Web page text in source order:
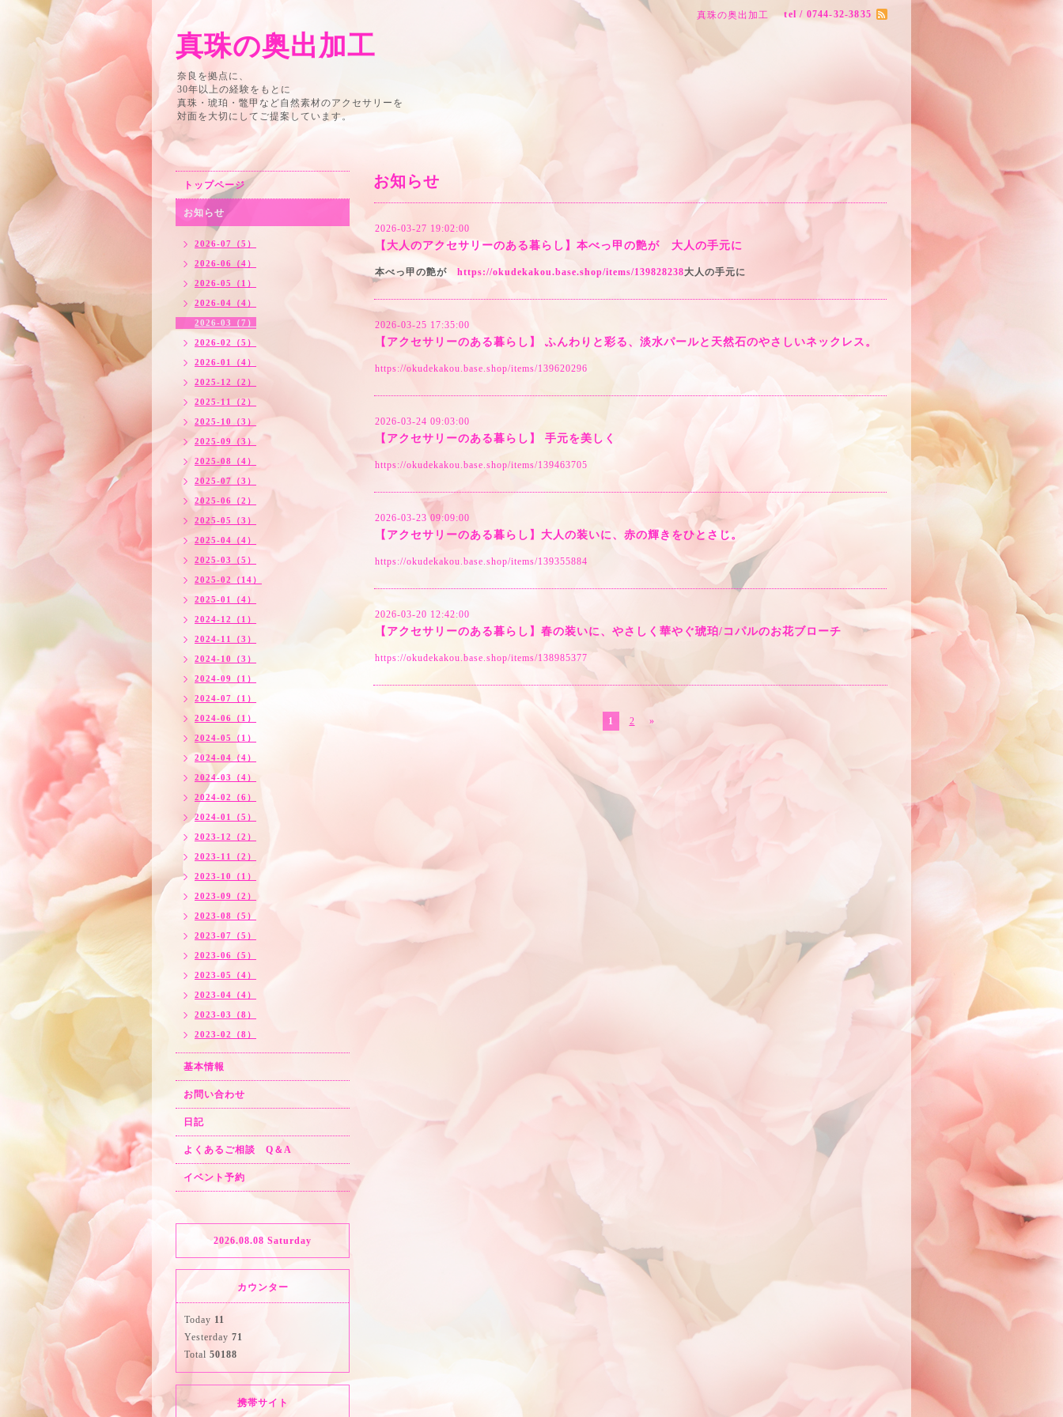
真珠の奥出加工 tel / 0744-32-3835
真珠の奥出加工
奈良を拠点に、
30年以上の経験をもとに
真珠・琥珀・鼈甲など自然素材のアクセサリーを
対面を大切にしてご提案しています。
お知らせ
2026-03-27 19:02:00
【大人のアクセサリーのある暮らし】本べっ甲の艶が 大人の手元に
本べっ甲の艶が https://okudekakou.base.shop/items/139828238大人の手元に
2026-03-25 17:35:00
【アクセサリーのある暮らし】 ふんわりと彩る、淡水パールと天然石のやさしいネックレス。
https://okudekakou.base.shop/items/139620296
2026-03-24 09:03:00
【アクセサリーのある暮らし】 手元を美しく
https://okudekakou.base.shop/items/139463705
2026-03-23 09:09:00
【アクセサリーのある暮らし】大人の装いに、赤の輝きをひとさじ。
https://okudekakou.base.shop/items/139355884
2026-03-20 12:42:00
【アクセサリーのある暮らし】春の装いに、やさしく華やぐ琥珀/コパルのお花ブローチ
https://okudekakou.base.shop/items/138985377
1 2 »
トップページ
お知らせ
2026-07（5）
2026-06（4）
2026-05（1）
2026-04（4）
2026-03（7）
2026-02（5）
2026-01（4）
2025-12（2）
2025-11（2）
2025-10（3）
2025-09（3）
2025-08（4）
2025-07（3）
2025-06（2）
2025-05（3）
2025-04（4）
2025-03（5）
2025-02（14）
2025-01（4）
2024-12（1）
2024-11（3）
2024-10（3）
2024-09（1）
2024-07（1）
2024-06（1）
2024-05（1）
2024-04（4）
2024-03（4）
2024-02（6）
2024-01（5）
2023-12（2）
2023-11（2）
2023-10（1）
2023-09（2）
2023-08（5）
2023-07（5）
2023-06（5）
2023-05（4）
2023-04（4）
2023-03（8）
2023-02（8）
基本情報
お問い合わせ
日記
よくあるご相談 Q＆A
イベント予約
2026.08.08 Saturday
カウンター
Today 11
Yesterday 71
Total 50188
携帯サイト